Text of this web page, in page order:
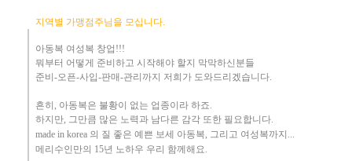
지역별 가맹점주님을 모십니다.
아동복 여성복 창업!!!
뭐부터 어떻게 준비하고 시작해야 할지 막막하신분들
준비-오픈-사입-판매-관리까지 저희가 도와드리겠습니다.
흔히 , 아동복은 불황이 없는 업종이라 하죠.
하지만, 그만큼 많은 노력과 남다른 감각 또한 필요합니다.
made in korea 의 질 좋은 예쁜 보세 아동복, 그리고 여성복까지...
메리수인만의 15년 노하우 ​우리 함께해요.